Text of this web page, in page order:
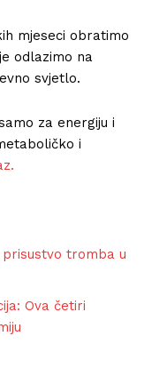
mjeseci obratimo
odlazimo na
svjetlo.
za energiju i
i
tromba u
Ova četiri